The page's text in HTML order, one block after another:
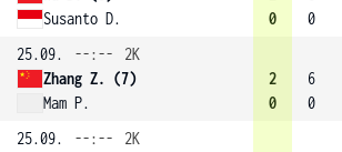
Susanto D.
0
0
25.09.
--:--
2K
Zhang Z. (7)
Mam P.
2
0
6
0
25.09.
--:--
2K